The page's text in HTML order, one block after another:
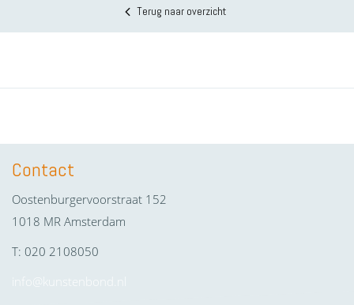
Terug naar overzicht
Contact
Oostenburgervoorstraat 152
1018 MR Amsterdam
T: 020 2108050
info@kunstenbond.nl